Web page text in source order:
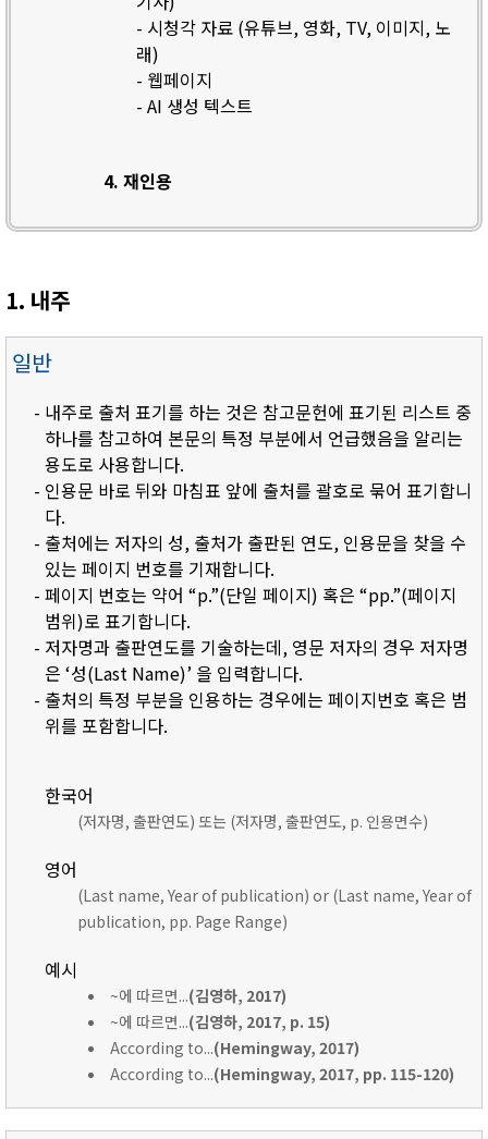
- 시청각 자료 (유튜브, 영화, TV, 이미지, 노
래)
- 웹페이지
- AI 생성 텍스트
4. 재인용
1. 내주
일반
- 내주로 출처 표기를 하는 것은 참고문헌에 표기된 리스트 중
하나를 참고하여 본문의 특정 부분에서 언급했음을 알리는
용도로 사용합니다.
- 인용문 바로 뒤와 마침표 앞에 출처를 괄호로 묶어 표기합니
다.
- 출처에는 저자의 성, 출처가 출판된 연도, 인용문을 찾을 수
있는 페이지 번호를 기재합니다.
- 페이지 번호는 약어 “p.”(단일 페이지) 혹은 “pp.”(페이지
범위)로 표기합니다.
- 저자명과 출판연도를 기술하는데, 영문 저자의 경우 저자명
은 ‘성(Last Name)’ 을 입력합니다.
- 출처의 특정 부분을 인용하는 경우에는 페이지번호 혹은 범
위를 포함합니다.
한국어
(저자명, 출판연도) 또는 (저자명, 출판연도, p. 인용면수)
영어
(Last name, Year of publication) or (Last name, Year of
publication, pp. Page Range)
예시
~에 따르면...(김영하, 2017)
~에 따르면...(김영하, 2017, p. 15)
According to...(Hemingway, 2017)
According to...(Hemingway, 2017, pp. 115-120)